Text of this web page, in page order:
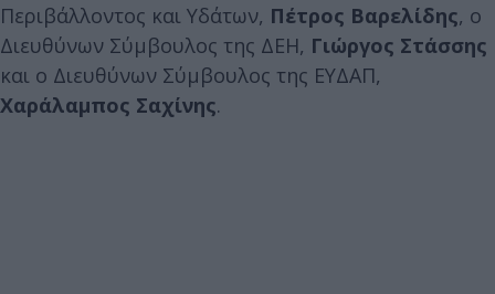
Περιβάλλοντος και Υδάτων, Πέτρος Βαρελίδης, ο
Διευθύνων Σύμβουλος της ΔΕΗ, Γιώργος Στάσσης
και ο Διευθύνων Σύμβουλος της ΕΥΔΑΠ,
Χαράλαμπος Σαχίνης.